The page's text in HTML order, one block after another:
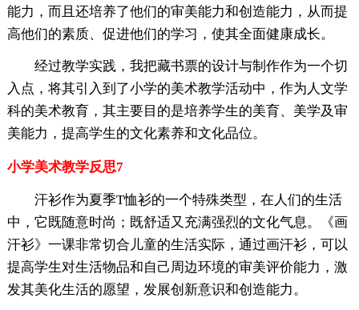
能力，而且还培养了他们的审美能力和创造能力，从而提
高他们的素质、促进他们的学习，使其全面健康成长。
经过教学实践，我把藏书票的设计与制作作为一个切
入点，将其引入到了小学的美术教学活动中，作为人文学
科的美术教育，其主要目的是培养学生的美育、美学及审
美能力，提高学生的文化素养和文化品位。
小学美术教学反思7
汗衫作为夏季T恤衫的一个特殊类型，在人们的生活
中，它既随意时尚；既舒适又充满强烈的文化气息。《画
汗衫》一课非常切合儿童的生活实际，通过画汗衫，可以
提高学生对生活物品和自己周边环境的审美评价能力，激
发其美化生活的愿望，发展创新意识和创造能力。